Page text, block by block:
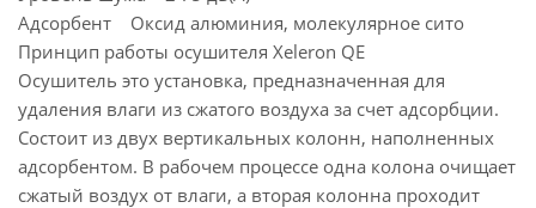
Адсорбент Оксид алюминия, молекулярное сито
Принцип работы осушителя Xeleron QE
Осушитель это установка, предназначенная для
удаления влаги из сжатого воздуха за счет адсорбции.
Состоит из двух вертикальных колонн, наполненных
адсорбентом. В рабочем процессе одна колона очищает
сжатый воздух от влаги, а вторая колонна проходит